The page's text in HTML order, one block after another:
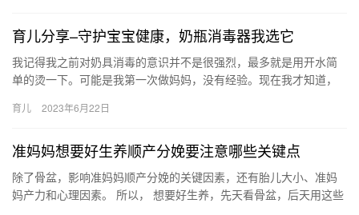
育儿分享–守护宝宝健康，奶瓶消毒器我选它
我记得我之前对奶具消毒的意识并不是很强烈，最多就是用开水简
单的烫一下。可能是我第一次做妈妈，没有经验。现在我才知道，
意识…
育儿 2023年6月22日
准妈妈想要好生养顺产分娩要注意哪些关键点
除了骨盆，影响准妈妈顺产分娩的关键因素，还有胎儿大小、准妈
妈产力和心理因素。 所以， 想要好生养，先天看骨盆，后天用这些